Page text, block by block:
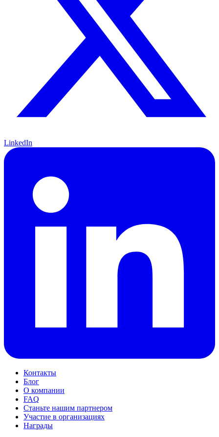
LinkedIn
Контакты
Блог
О компании
FAQ
Станьте нашим партнером
Участие в организациях
Награды